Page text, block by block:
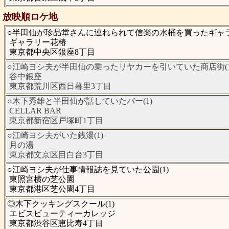
放映順ロケ地
○半田仙が珍品堂さんに連れられて信楽の水桶を買ったギャ
ギャラリー花椿
東京都中央区銀座8丁目
○江崎ヨシ夫が半田仙の乗ったリヤカーを引いていた商店街
谷中銀座
東京都荒川区西日暮里3丁目
○木下秀雄と半田仙が話していたバー(1)
CELLAR BAR
東京都新宿区戸塚町1丁目
○江崎ヨシ夫がいた銭湯(1)
月の湯
東京都文京区目白台3丁目
○江崎ヨシ夫が仕事情報誌を見ていた公園(1)
東照宮横の芝公園
東京都港区芝公園4丁目
◎木下クッキングスクール(1)
エビスビューティーカレッジ
東京都渋谷区恵比寿4丁目